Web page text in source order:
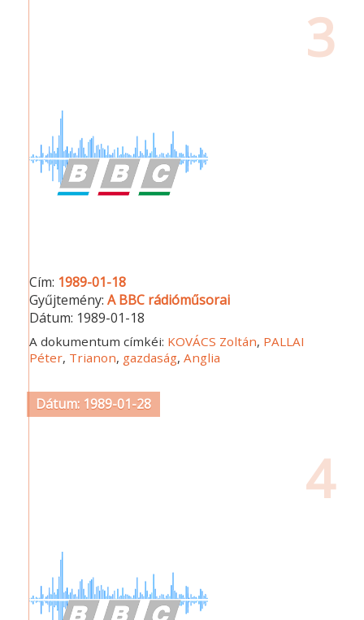
3
Cím: 1989-01-18
Gyűjtemény:A BBC rádióműsorai
Dátum: 1989-01-18
A dokumentum címkéi: KOVÁCS Zoltán, PALLAI
Péter, Trianon, gazdaság,Anglia
Dátum: 1989-01-28
4